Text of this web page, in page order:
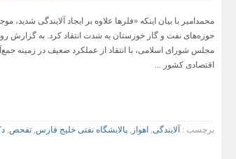
محمدامیر با بیان اینکه «فلرها علاوه بر ایجاد آلایندگی
حوزه‌های نفت و گاز خوزستان به شدت انتقاد کرد. به گزارش
مجلس شورای اسلامی، با انتقاد از عملکرد ضعیف در زمینه
اقتصادی کشور ...
برچسب : آلایندگی, اهواز , پالایشگاه نفتی خلیج فارس, تفحص,